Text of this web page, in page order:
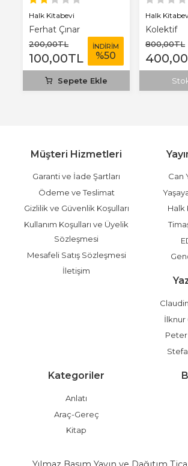
Halk Kitabevi
Ferhat Çınar
200,00TL
100,00TL
İNDİRİM
%50
Sepete Ekle
Halk
Kolektif
800,00TL
400,00
Müşteri Hizmetleri
Garanti ve İade Şartları
Ödeme ve Teslimat
Gizlilik ve Güvenlik Koşulları
Kullanım Koşulları ve Üyelik
Sözleşmesi
Mesafeli Satış Sözleşmesi
İletişim
Can
Halk
Kategoriler
Anlatı
Araç-Gereç
Kitap